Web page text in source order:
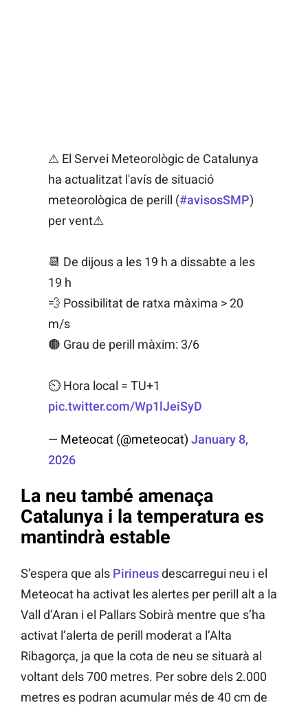
⚠ El Servei Meteorològic de Catalunya
ha actualitzat l'avís de situació
meteorològica de perill (#avisosSMP)
per vent⚠
📆 De dijous a les 19 h a dissabte a les
19 h
💨 Possibilitat de ratxa màxima > 20
m/s
🟠 Grau de perill màxim: 3/6
⏲️ Hora local = TU+1
pic.twitter.com/Wp1lJeiSyD
— Meteocat (@meteocat) January 8,
2026
La neu també amenaça
Catalunya i la temperatura es
mantindrà estable
S’espera que als Pirineusdescarregui neu i el
Meteocat ha activat les alertes per perill alt a la
Vall d’Aran i el Pallars Sobirà mentre que s’ha
activat l’alerta de perill moderat a l’Alta
Ribagorça, ja que la cota de neu se situarà al
voltant dels 700 metres. Per sobre dels 2.000
metres es podran acumular més de 40 cm de